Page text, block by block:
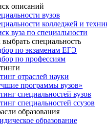
описаний
вузов
колледжей и
вуза по специальности
специальность
по экзаменам ЕГЭ
по профессиям
отраслей науки
программы вузов»
специальностей вузов
специальностей ссузов
образования
образование